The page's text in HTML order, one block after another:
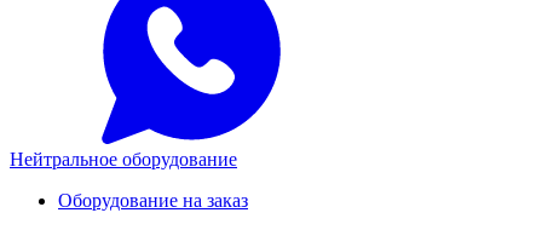
Нейтральное оборудование
Оборудование на заказ